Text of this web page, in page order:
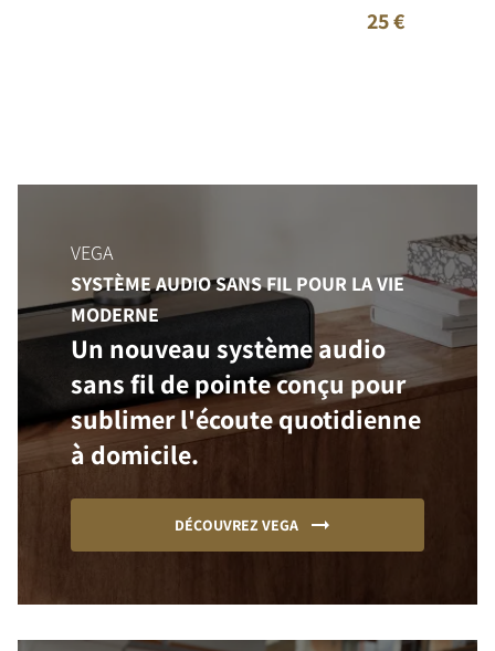
25 €
VEGA
SYSTÈME AUDIO SANS FIL POUR LA VIE
MODERNE
Un nouveau système audio
sans fil de pointe conçu pour
sublimer l'écoute quotidienne
à domicile.
DÉCOUVREZ VEGA